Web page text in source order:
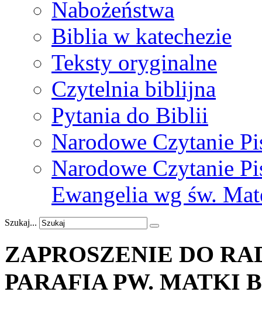
Nabożeństwa
Biblia w katechezie
Teksty oryginalne
Czytelnia biblijna
Pytania do Biblii
Narodowe Czytanie
Narodowe Czytanie
Ewangelia wg św.
Szukaj...
ZAPROSZENIE DO
PARAFIA PW. MATKI